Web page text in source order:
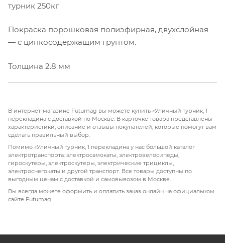
турник 250кг
Покраска порошковая полиэфирная, двухслойная
— с цинкосодержащим грунтом.
Толщина 2.8 мм
В интернет-магазине Futumag вы можете купить «Уличный турник, 1
перекладина с доставкой по Москве. В карточке товара представлены
характеристики, описание и отзывы покупателей, которые помогут вам
сделать правильный выбор.
Помимо «Уличный турник, 1 перекладина у нас большой каталог
электротранспорта: электросамокаты, электровелосипеды,
гироскутеры, электроскутеры, электрические трициклы,
электроснегокаты и другой транспорт. Все товары доступны по
выгодным ценам с доставкой и самовывозом в Москве.
Вы всегда можете оформить и оплатить заказ онлайн на официальном
сайте Futumag.